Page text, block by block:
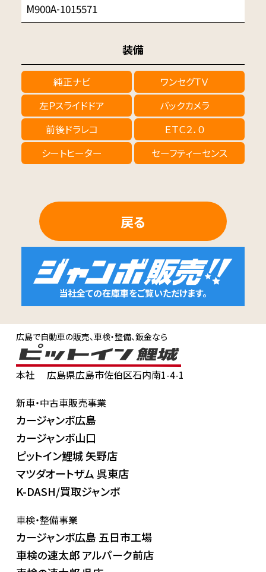
M900A-1015571
装備
純正ナビ
ワンセグＴＶ
左Ｐスライドドア
バックカメラ
前後ドラレコ
ＥＴＣ２．０
シートヒーター
セーフティーセンス
戻る
当社全ての在庫車をご覧いただけます。
広島で自動車の販売、車検・整備、鈑金なら
本社
広島県広島市佐伯区石内南1-4-1
新車・中古車販売事業
カージャンボ広島
カージャンボ山口
ピットイン鯉城 矢野店
マツダオートザム 呉東店
K-DASH/買取ジャンボ
車検・整備事業
カージャンボ広島 五日市工場
車検の速太郎 アルパーク前店